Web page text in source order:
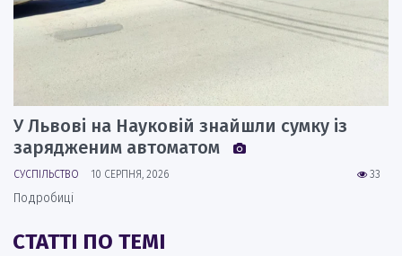
У Львові на Науковій знайшли сумку із
зарядженим автоматом
33
СУСПІЛЬСТВО 10 СЕРПНЯ, 2026
Подробиці
СТАТТІ ПО ТЕМІ